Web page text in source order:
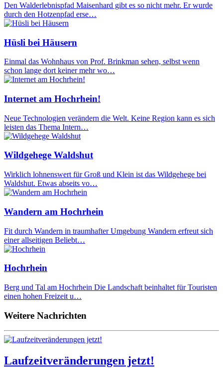
Den Walderlebnispfad Maisenhard gibt es so nicht mehr. Er wurde
durch den Hotzenpfad erse…
Hüsli bei Häusern
Einmal das Wohnhaus von Prof. Brinkman sehen, selbst wenn
schon lange dort keiner mehr wo…
Internet am Hochrhein!
Neue Technologien verändern die Welt. Keine Region kann es sich
leisten das Thema Intern…
Wildgehege Waldshut
Wirklich lohnenswert für Groß und Klein ist das Wildgehege bei
Waldshut. Etwas abseits vo…
Wandern am Hochrhein
Fit durch Wandern in traumhafter Umgebung Wandern erfreut sich
einer allseitigen Beliebt…
Hochrhein
Berg und Tal am Hochrhein Die Landschaft beinhaltet für Touristen
einen hohen Freizeit u…
Weitere Nachrichten
Laufzeitveränderungen jetzt!